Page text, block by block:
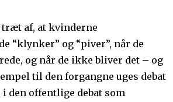
af, at kvinderne
“klynker” og “piver”, når de
og når de ikke bliver det – og
til den forgangne uges debat
den offentlige debat som